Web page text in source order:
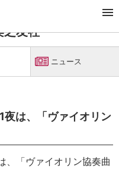
之友社
ニュース
夜は、「ヴァイオリン
、「ヴァイオリン協奏曲